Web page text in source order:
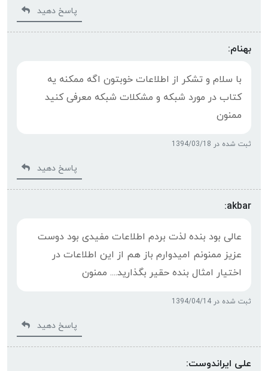
پاسخ دهید
بهنام:
با سلام و تشکر از اطلاعات خوبتون اگه ممکنه یه
کتاب در مورد شبکه و مشکلات شبکه معرفی کنید
ممنون
ثبت شده در 1394/03/18
پاسخ دهید
akbar:
عالی بود بنده لذت بردم اطلاعات مفیدی بود دوست
عزیز ممنونم امیدوارم باز هم از این اطلاعات در
اختیار امثال بنده حقیر بگذارید.... ممنون
ثبت شده در 1394/04/14
پاسخ دهید
علی ایراندوست: